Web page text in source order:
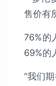
76%的
69%的
“我们